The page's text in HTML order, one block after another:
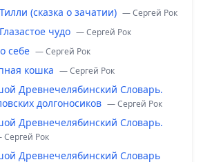
(сказка о зачатии) — Сергей Рок
чудо — Сергей Рок
себе — Сергей Рок
кошка — Сергей Рок
Древнечелябинский Словарь.
долгоносиков — Сергей Рок
Древнечелябинский Словарь.
Рок
Древнечелябинский Словарь